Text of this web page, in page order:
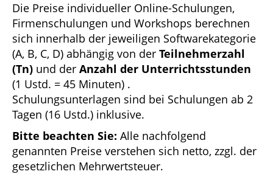
Die Preise individueller Online-Schulungen,
Firmenschulungen und Workshops berechnen
sich innerhalb der jeweiligen Softwarekategorie
(A, B, C, D) abhängig von der Teilnehmerzahl
(Tn) und der Anzahl der Unterrichtsstunden
(1 Ustd. = 45 Minuten) .
Schulungsunterlagen sind bei Schulungen ab 2
Tagen (16 Ustd.) inklusive.
Bitte beachten Sie: Alle nachfolgend
genannten Preise verstehen sich netto, zzgl. der
gesetzlichen Mehrwertsteuer.